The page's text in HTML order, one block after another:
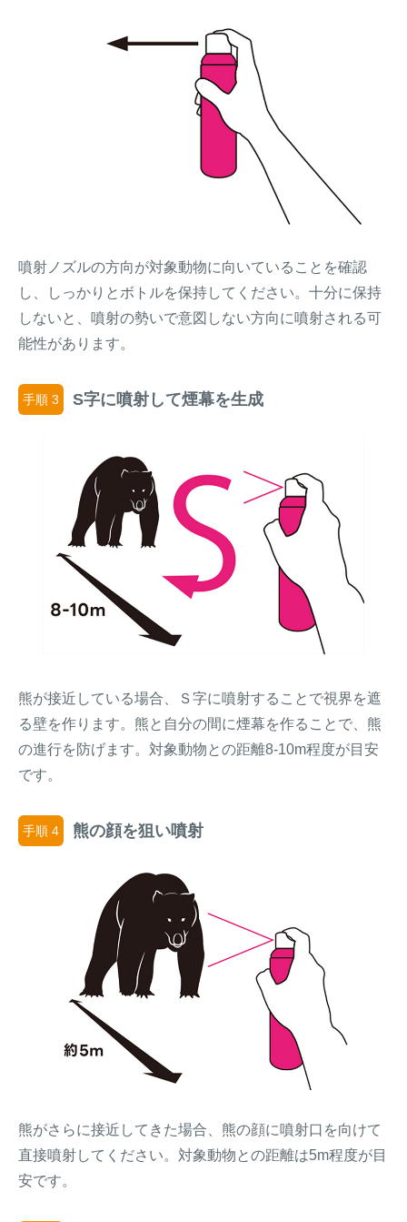
噴射ノズルの方向が対象動物に向いていることを確認
し、しっかりとボトルを保持してください。十分に保持
しないと、噴射の勢いで意図しない方向に噴射される可
能性があります。
手順 3 S字に噴射して煙幕を生成
熊が接近している場合、Ｓ字に噴射することで視界を遮
る壁を作ります。熊と自分の間に煙幕を作ることで、熊
の進行を防げます。対象動物との距離8-10m程度が目安
です。
手順 4 熊の顔を狙い噴射
熊がさらに接近してきた場合、熊の顔に噴射口を向けて
直接噴射してください。対象動物との距離は5m程度が目
安です。